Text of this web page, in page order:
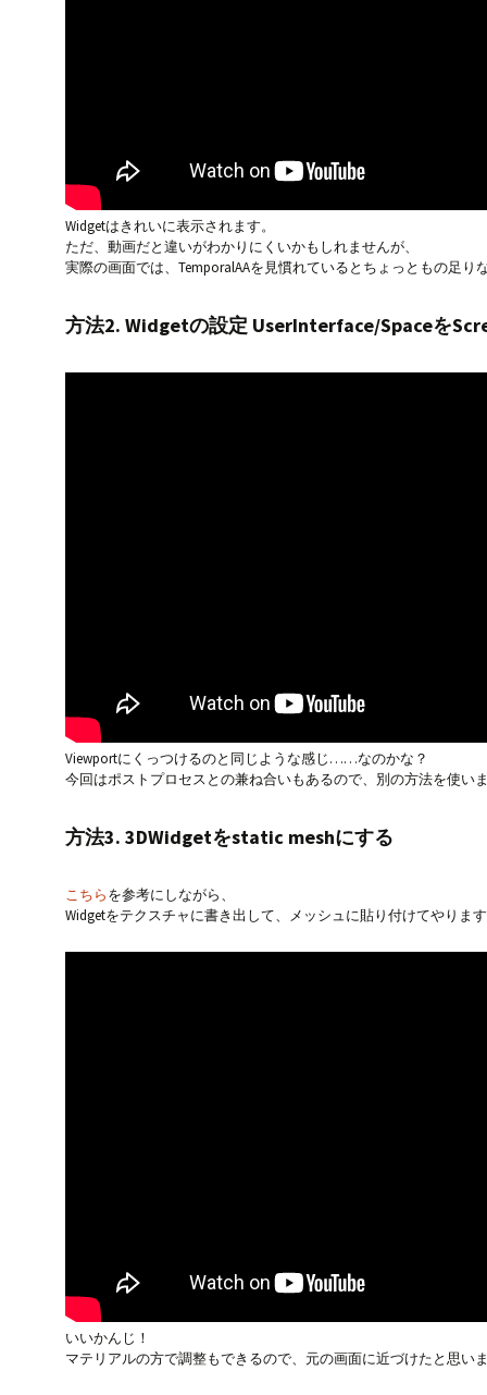
Widgetはきれいに表示されます。
ただ、動画だと違いがわかりにくいかもしれませんが、
実際の画面では、TemporalAAを見慣れているとちょっともの足り
方法2. Widgetの設定 UserInterface/Spaceを
Viewportにくっつけるのと同じような感じ……なのかな？
今回はポストプロセスとの兼ね合いもあるので、別の方法を使い
方法3. 3DWidgetをstatic meshにする
こちらを参考にしながら、
Widgetをテクスチャに書き出して、メッシュに貼り付けてやりま
いいかんじ！
マテリアルの方で調整もできるので、元の画面に近づけたと思い